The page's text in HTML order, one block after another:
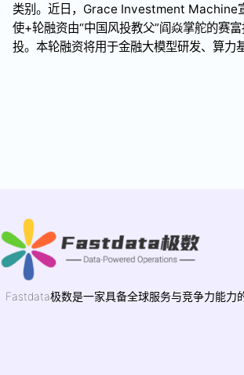
类别。近日，Grace Investment Machine
使+轮融资由“中国风投教父”阎焱掌舵的赛
投。本轮融资将用于金融大模型研发、算力
Fastdata极数是一家具备全球服务与竞争力能力